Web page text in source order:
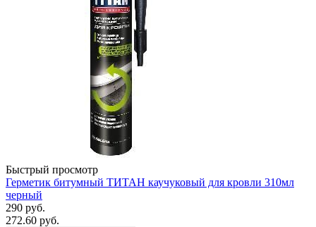
Быстрый просмотр
Герметик битумный ТИТАН каучуковый для кровли 310мл
черный
290 руб.
272.60 руб.